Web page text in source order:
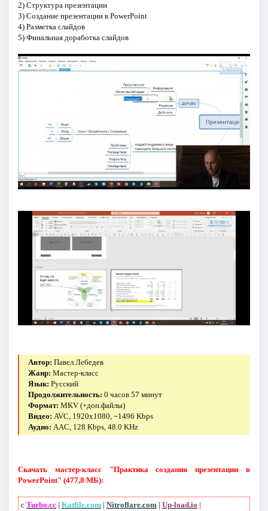
2) Структура презентации
3) Создание презентации в PowerPoint
4) Разметка слайдов
5) Финальная доработка слайдов
Автор: Павел Лебедев
Жанр: Мастер-класс
Язык: Русский
Продолжительность: 0 часов 57 минут
Формат: MKV (+доп.файлы)
Видео: AVC, 1920x1080, ~1496 Kbps
Аудио: AAC, 128 Kbps, 48.0 KHz
Скачать мастер-класс "Практика создания презентации в
PowerPoint" (477,8 МБ):
с Turbo.cc| Katfile.com| Nitroflare.com| Up-load.io |